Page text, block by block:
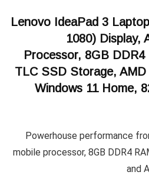
Lenovo IdeaPad 3
1080) Display,
Processor, 8GB
TLC SSD Storage,
Windows 11 Home,
Powerhouse performance
mobile processor, 8GB DDR4
and